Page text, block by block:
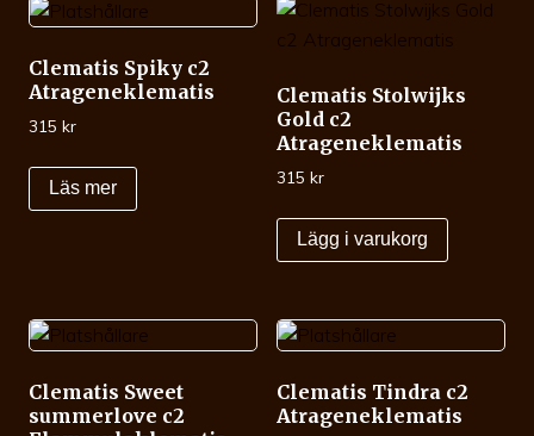
Clematis Spiky c2
Atrageneklematis
315 kr
Läs mer
Clematis Stolwijks
Gold c2
Atrageneklematis
315 kr
Lägg i varukorg
Clematis Sweet
summerlove c2
Clematis Tindra c2
Atrageneklematis